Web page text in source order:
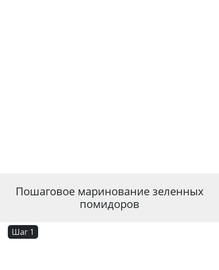
Пошаговое маринование зеленных
помидоров
Шаг 1